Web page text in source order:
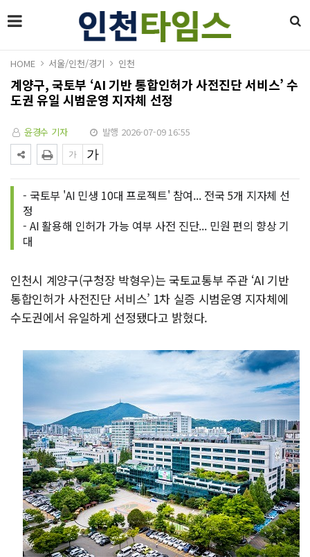
HOME 서울/인천/경기 인천
계양구, 국토부 ‘AI 기반 통합인허가 사전진단 서비스’ 수
도권 유일 시범운영 지자체 선정
윤경수 기자 발행 2026-07-09 16:55
- 국토부 'AI 민생 10대 프로젝트' 참여... 전국 5개 지자체 선
정
- AI 활용해 인허가 가능 여부 사전 진단... 민원 편의 향상 기
대
인천시 계양구(구청장 박형우)는 국토교통부 주관 ‘AI 기반
통합인허가 사전진단 서비스’ 1차 실증 시범운영 지자체에
수도권에서 유일하게 선정됐다고 밝혔다.